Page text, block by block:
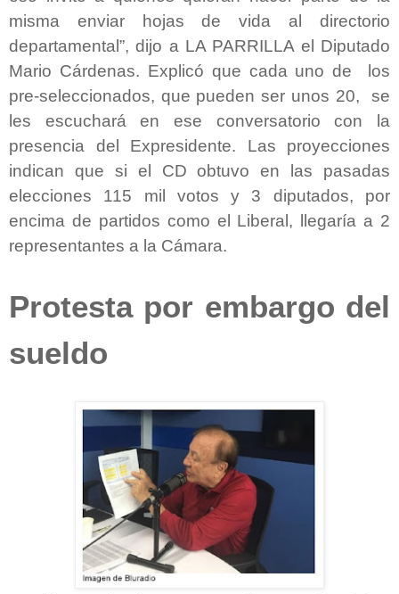
misma enviar hojas de vida al directorio
departamental”, dijo a LA PARRILLA el Diputado
Mario Cárdenas. Explicó que cada uno de los
pre-seleccionados, que pueden ser unos 20, se
les escuchará en ese conversatorio con la
presencia del Expresidente. Las proyecciones
indican que si el CD obtuvo en las pasadas
elecciones 115 mil votos y 3 diputados, por
encima de partidos como el Liberal, llegaría a 2
representantes a la Cámara.
Protesta por embargo del
sueldo